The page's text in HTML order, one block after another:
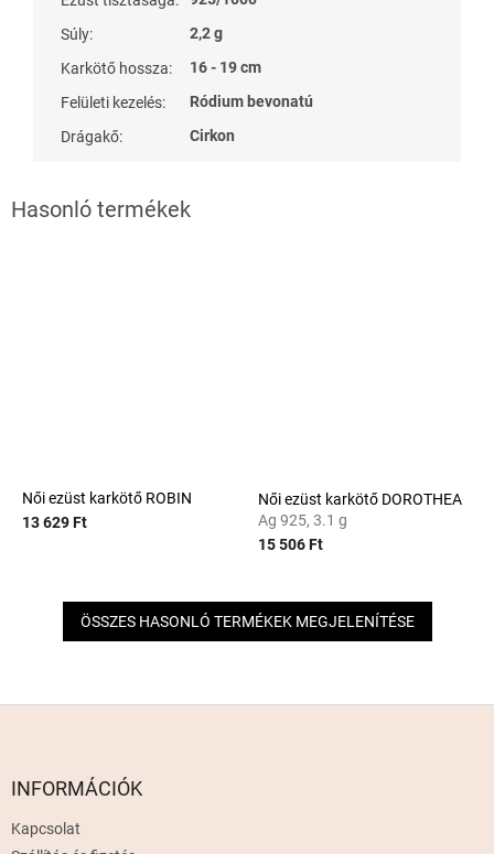
Súly:
2,2 g
Karkötő hossza:
16 - 19 cm
Felületi kezelés:
Ródium bevonatú
Drágakő: Cirkon
Női ezüst karkötő ROBIN
13 629 Ft
Női ezüst karkötő DOROTHEA
Ag 925, 3.1 g
15 506 Ft
ÖSSZES HASONLÓ TERMÉKEK MEGJELENÍTÉSE
INFORMÁCIÓK
Kapcsolat